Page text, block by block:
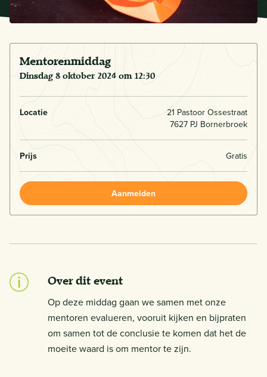
Mentorenmiddag
dinsdag 8 oktober 2024 om 12:30
Locatie
21 Pastoor Ossestraat
7627 PJ Bornerbroek
Prijs Gratis
Aanmelden
Over dit event
Op deze middag gaan we samen met onze
mentoren evalueren, vooruit kijken en bijpraten
om samen tot de conclusie te komen dat het de
moeite waard is om mentor te zijn.